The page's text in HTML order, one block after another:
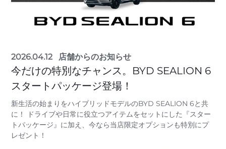
2026.04.12 店舗からのお知らせ
今だけの特別なチャンス。BYD SEALION 6
スタートパッケージ登場！
新生活の始まりをハイブリッドモデルのBYD SEALION 6と共
に！ ドライブや日常に役立つアイテムをセットにした『スター
トパッケージ』に加え、今なら当店限定オプションも特別にプ
レゼント！